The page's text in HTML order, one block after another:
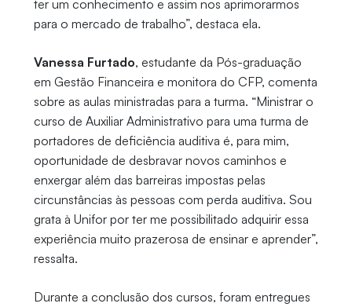
ter um conhecimento e assim nos aprimorarmos
para o mercado de trabalho”, destaca ela.
Vanessa Furtado, estudante da Pós-graduação
em Gestão Financeira e monitora do CFP, comenta
sobre as aulas ministradas para a turma. “Ministrar o
curso de Auxiliar Administrativo para uma turma de
portadores de deficiência auditiva é, para mim,
oportunidade de desbravar novos caminhos e
enxergar além das barreiras impostas pelas
circunstâncias às pessoas com perda auditiva. Sou
grata à Unifor por ter me possibilitado adquirir essa
experiência muito prazerosa de ensinar e aprender”,
ressalta.
Durante a conclusão dos cursos, foram entregues